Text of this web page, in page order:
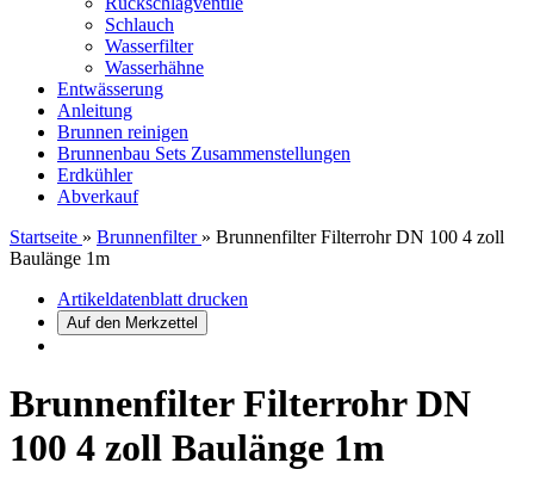
Schlauch
Wasserfilter
Wasserhähne
Entwässerung
Anleitung
Brunnen reinigen
Brunnenbau Sets Zusammenstellungen
Erdkühler
Abverkauf
Startseite » Brunnenfilter » Brunnenfilter Filterrohr DN 100 4 zoll
Baulänge 1m
Artikeldatenblatt drucken
Brunnenfilter Filterrohr DN
100 4 zoll Baulänge 1m